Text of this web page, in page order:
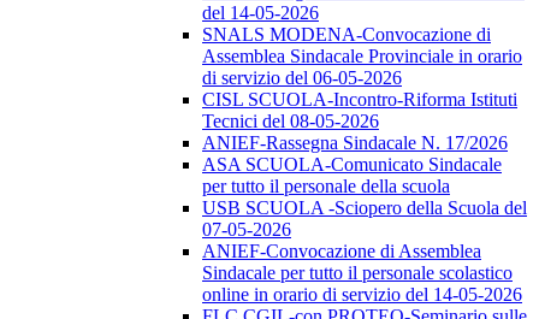
del 14-05-2026
SNALS MODENA-Convocazione di
Assemblea Sindacale Provinciale in orario
di servizio del 06-05-2026
CISL SCUOLA-Incontro-Riforma Istituti
Tecnici del 08-05-2026
ANIEF-Rassegna Sindacale N. 17/2026
ASA SCUOLA-Comunicato Sindacale
per tutto il personale della scuola
USB SCUOLA -Sciopero della Scuola del
07-05-2026
ANIEF-Convocazione di Assemblea
Sindacale per tutto il personale scolastico
online in orario di servizio del 14-05-2026